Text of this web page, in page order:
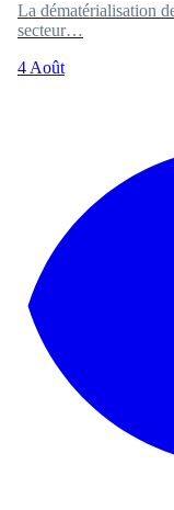
La dématérialisation
secteur…
4 Août